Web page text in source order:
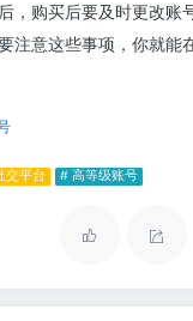
，购买后要及时更改账
注意这些事项，你就能
交平台 # 高等级账号